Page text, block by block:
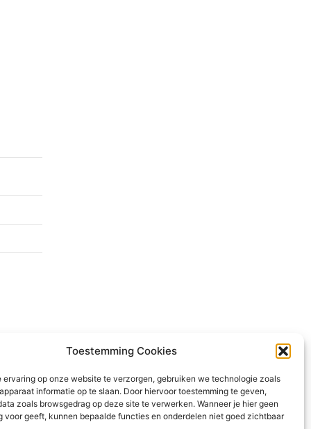
Toestemming Cookies
ervaring op onze website te verzorgen, gebruiken we technologie zoals
informatie op te slaan. Door hiervoor toestemming te geven,
zoals browsgedrag op deze site te verwerken. Wanneer je hier geen
voor geeft, kunnen bepaalde functies en onderdelen niet goed zichtbaar